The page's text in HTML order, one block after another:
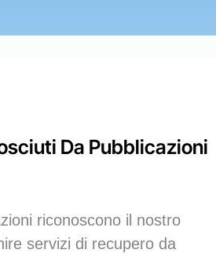
Da Pubblicazioni
riconoscono il nostro
servizi di recupero da